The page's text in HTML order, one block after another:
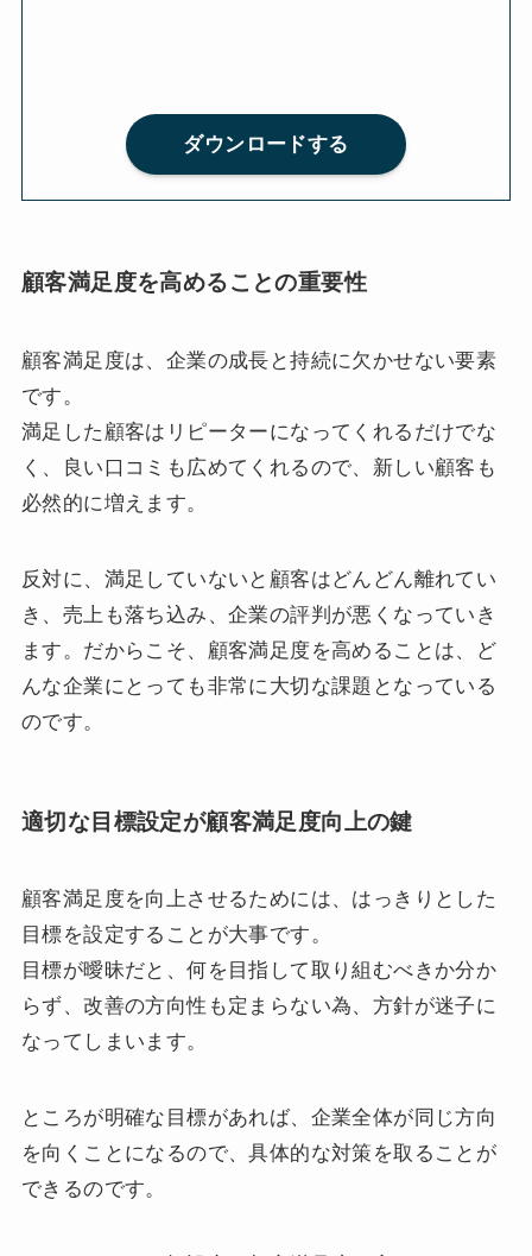
ダウンロードする
顧客満足度を高めることの重要性
顧客満足度は、企業の成長と持続に欠かせない要素
です。
満足した顧客はリピーターになってくれるだけでな
く、良い口コミも広めてくれるので、新しい顧客も
必然的に増えます。
反対に、満足していないと顧客はどんどん離れてい
き、売上も落ち込み、企業の評判が悪くなっていき
ます。だからこそ、顧客満足度を高めることは、ど
んな企業にとっても非常に大切な課題となっている
のです。
適切な目標設定が顧客満足度向上の鍵
顧客満足度を向上させるためには、はっきりとした
目標を設定することが大事です。
目標が曖昧だと、何を目指して取り組むべきか分か
らず、改善の方向性も定まらない為、方針が迷子に
なってしまいます。
ところが明確な目標があれば、企業全体が同じ方向
を向くことになるので、具体的な対策を取ることが
できるのです。